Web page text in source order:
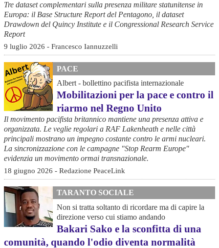
Tre dataset complementari sulla presenza militare statunitense in
Europa: il Base Structure Report del Pentagono, il dataset
Drawdown del Quincy Institute e il Congressional Research Service
Report
9 luglio 2026 - Francesco Iannuzzelli
PACE
Albert - bollettino pacifista internazionale
Mobilitazioni per la pace e contro il
riarmo nel Regno Unito
Il movimento pacifista britannico mantiene una presenza attiva e
organizzata. Le veglie regolari a RAF Lakenheath e nelle città
principali mostrano un impegno costante contro le armi nucleari.
La sincronizzazione con le campagne "Stop Rearm Europe"
evidenzia un movimento ormai transnazionale.
18 giugno 2026 - Redazione PeaceLink
TARANTO SOCIALE
Non si tratta soltanto di ricordare ma di capire la
direzione verso cui stiamo andando
Bakari Sako e la sconfitta di una
comunità, quando l'odio diventa normalità